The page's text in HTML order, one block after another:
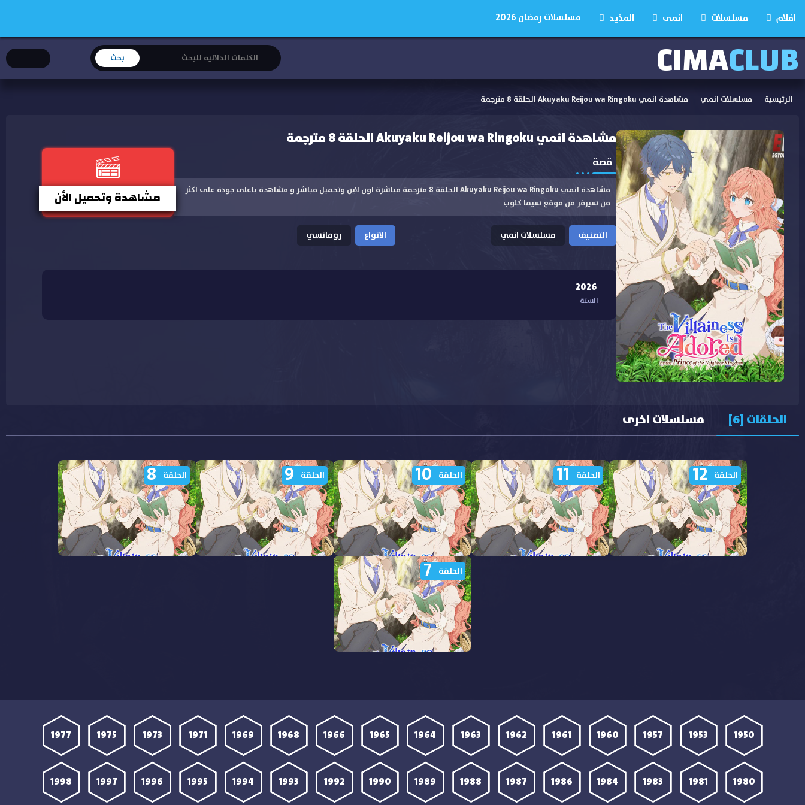
افلام مسلسلات انمى المذيد مسلسلات رمضان 2026
CIMACLUB
الرئيسية مسلسلات انمي مشاهدة انمي Akuyaku Reijou wa Ringoku الحلقة 8 مترجمة
مشاهدة انمي Akuyaku Reijou wa Ringoku الحلقة 8 مترجمة
قصة
مشاهدة انمي Akuyaku Reijou wa Ringoku الحلقة 8 مترجمة مباشرة اون لاين وتحميل مباشر و مشاهدة باعلى جودة على اكثر
من سيرفر من موقع سيما كلوب
التصنيف مسلسلات انمي الانواع رومانسي
مشاهدة وتحميل الأن
2026
السنة
الحلقات [6] مسلسلات اخرى
الحلقة 12 الحلقة 11
مشاهدة انمي Akuyaku Reijou wa
Ringoku الحلقة 10 مترجمة
الحلقة 10 الحلقة 9 الحلقة 8
الحلقة 7
1950
1953
1957
1960
1961
1962
1963
1964
1965
1966
1968
1969
1971
1973
1975
1977
1980
1981
1983
1984
1986
1987
1988
1989
1990
1992
1993
1994
1995
1996
1997
1998